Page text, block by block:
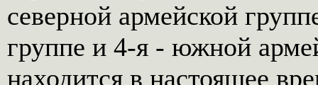
северной армейской
группе и 4-я - южной
находится в настоящее